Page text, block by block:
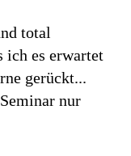
total
ich es erwartet
gerückt...
nur